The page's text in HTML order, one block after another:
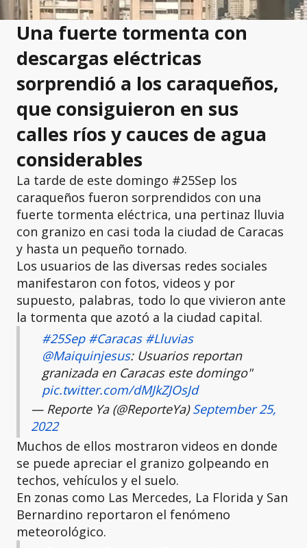
Una fuerte tormenta con
descargas eléctricas
sorprendió a los caraqueños,
que consiguieron en sus
calles ríos y cauces de agua
considerables
La tarde de este domingo #25Sep los
caraqueños fueron sorprendidos con una
fuerte tormenta eléctrica, una pertinaz lluvia
con granizo en casi toda la ciudad de Caracas
y hasta un pequeño tornado.
Los usuarios de las diversas redes sociales
manifestaron con fotos, videos y por
supuesto, palabras, todo lo que vivieron ante
la tormenta que azotó a la ciudad capital.
#25Sep #Caracas #Lluvias
@Maiquinjesus: Usuarios reportan
granizada en Caracas este domingo"
pic.twitter.com/dMJkZJOsJd
— Reporte Ya (@ReporteYa)September 25,
2022
Muchos de ellos mostraron videos en donde
se puede apreciar el granizo golpeando en
techos, vehículos y el suelo.
En zonas como Las Mercedes, La Florida y San
Bernardino reportaron el fenómeno
meteorológico.